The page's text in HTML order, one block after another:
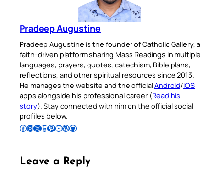
Pradeep Augustine
Pradeep Augustine is the founder of Catholic Gallery, a
faith-driven platform sharing Mass Readings in multiple
languages, prayers, quotes, catechism, Bible plans,
reflections, and other spiritual resources since 2013.
He manages the website and the officialAndroid/iOS
apps alongside his professional career (Read his
story). Stay connected with him on the official social
profiles below.
Follow Pradeep on Facebook Follow Pradeep on InstagramFollow Pradeep on X Follow Pradeep on LinkedIn Follow Pradeep on Pinterest Subscribe to Pradeep’s Youtube Channel Follow Pradeep on WordPress Follow Pradeep on GitHub
Leave a Reply